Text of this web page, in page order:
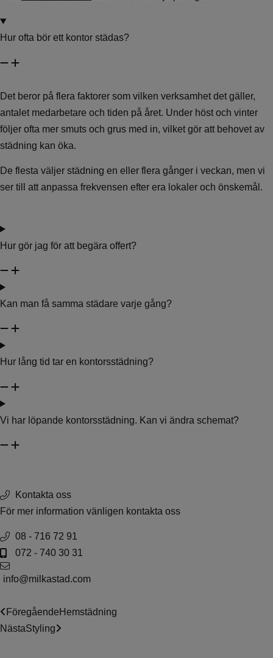
Hur ofta bör ett kontor städas?
Det beror på flera faktorer som vilken verksamhet det gäller,
antalet medarbetare och tiden på året. Under höst och vinter
följer ofta mer smuts och grus med in, vilket gör att behovet av
städning kan öka.
De flesta väljer städning en eller flera gånger i veckan, men vi
ser till att anpassa frekvensen efter era lokaler och önskemål.
Hur gör jag för att begära offert?
Kan man få samma städare varje gång?
Hur lång tid tar en kontorsstädning?
Vi har löpande kontorsstädning. Kan vi ändra schemat?
Kontakta oss
För mer information vänligen kontakta oss
08 - 716 72 91
072 - 740 30 31
info@milkastad.com
Föregående Hemstädning
NästaStyling